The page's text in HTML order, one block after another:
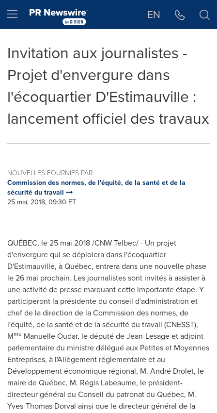
Hamburger menu EN
Invitation aux journalistes -
Projet d'envergure dans
l'écoquartier D'Estimauville :
lancement officiel des travaux
NOUVELLES FOURNIES PAR
Commission des normes, de l'équité, de la santé et de la
sécurité du travail
25 mai, 2018, 09:30 ET
QUÉBEC, le 25 mai 2018 /CNW Telbec/ - Un projet
d'envergure qui se déploiera dans l'écoquartier
D'Estimauville, à Québec, entrera dans une nouvelle phase
le 26 mai prochain. Les journalistes sont invités à assister à
une activité de presse marquant cette importante étape. Y
participeront la présidente du conseil d'administration et
chef de la direction de la Commission des normes, de
l'équité, de la santé et de la sécurité du travail (CNESST),
Mme Manuelle Oudar, le député de Jean-Lesage et adjoint
parlementaire du ministre délégué aux Petites et Moyennes
Entreprises, à l'Allègement réglementaire et au
Développement économique régional, M. André Drolet, le
maire de Québec, M. Régis Labeaume, le président-
directeur général du Conseil du patronat du Québec, M.
Yves-Thomas Dorval ainsi que le directeur général de la